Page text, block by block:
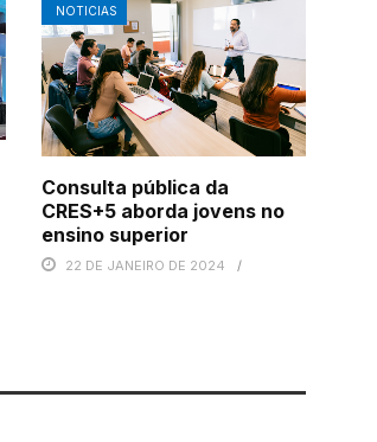
NOTICIAS
Consulta pública da
CRES+5 aborda jovens no
ensino superior
22 DE JANEIRO DE 2024